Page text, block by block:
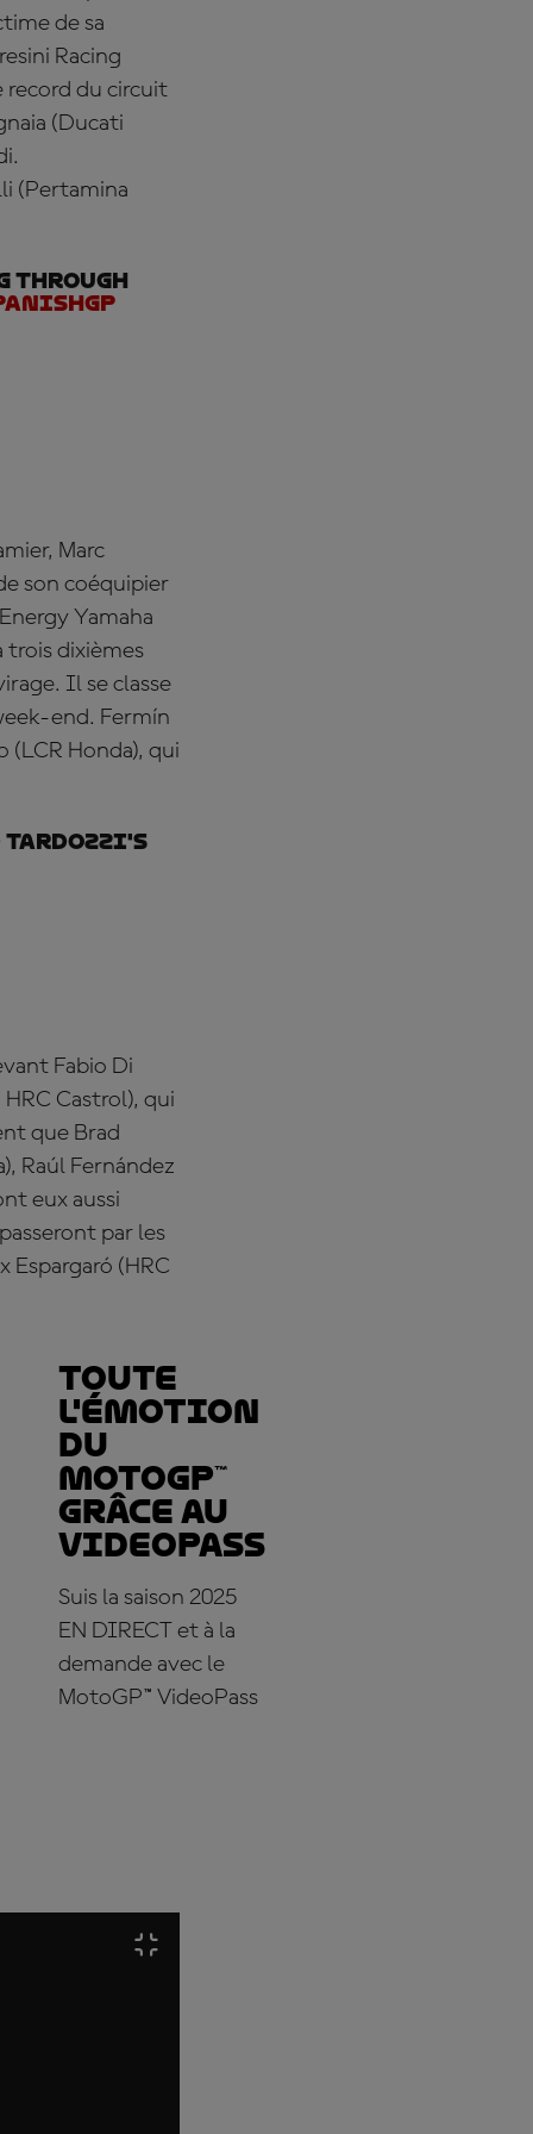
de sa
Racing
record du circuit
(Ducati
(Pertamina
through
Marc
son coéquipier
Yamaha
trois dixièmes
Il se classe
end. Fermín
(LCR Honda), qui
Tardozzi's
Fabio Di
HRC Castrol), qui
que Brad
Raúl Fernández
eux aussi
par les
Espargaró (HRC
Toute
l'émotion
du
MotoGP™
grâce au
VideoPass
Suis la saison 2025
EN DIRECT et à la
demande avec le
MotoGP™ VideoPass